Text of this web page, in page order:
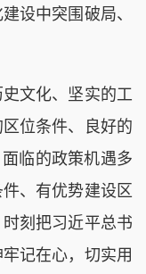
设中突围破局、
文化、坚实的工
位条件、良好的
临的政策机遇多
、有优势建设区
刻把习近平总书
记在心，切实用